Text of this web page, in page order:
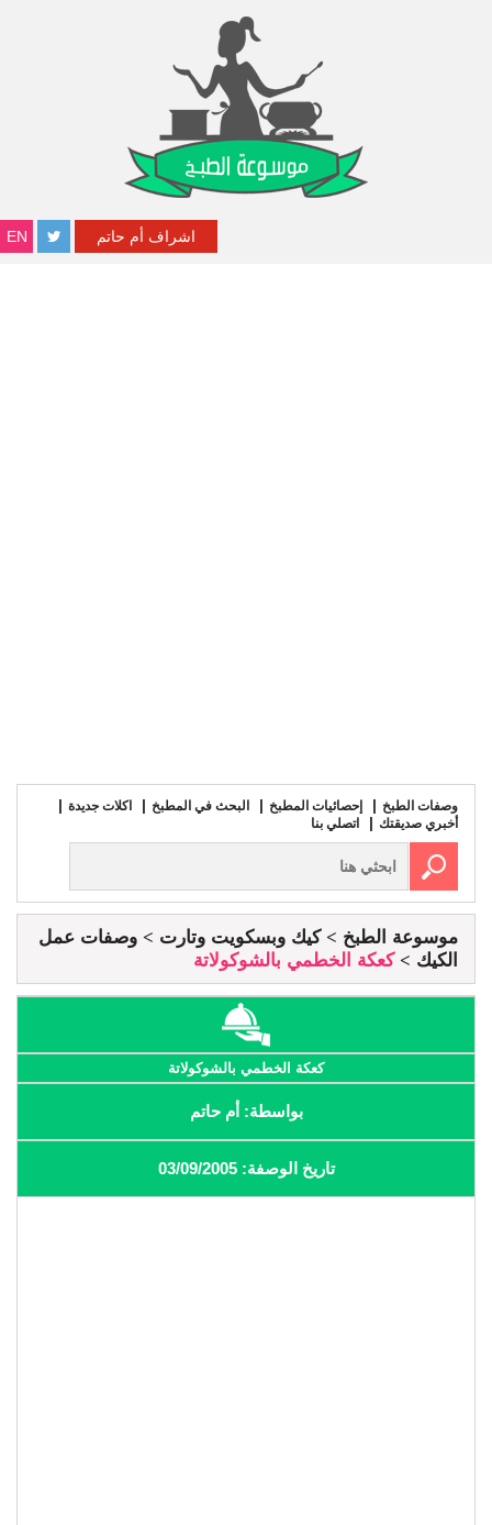
EN اشراف أم حاتم
وصفات الطبخ إحصائيات المطبخ البحث في المطبخ
اكلات جديدة
أخبري صديقتك
اتصلي بنا
موسوعة الطبخ كيك وبسكويت وتارت
وصفات عمل
الكيك
كعكة الخطمي بالشوكولاتة
كعكة الخطمي بالشوكولاتة
بواسطة: أم حاتم
تاريخ الوصفة: 03/09/2005